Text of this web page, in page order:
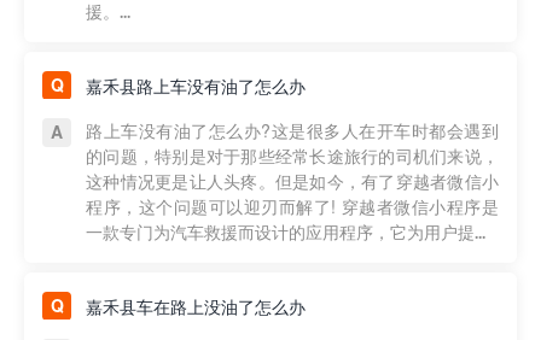
援。...
嘉禾县路上车没有油了怎么办
路上车没有油了怎么办?这是很多人在开车时都会遇到
的问题，特别是对于那些经常长途旅行的司机们来说，
这种情况更是让人头疼。但是如今，有了穿越者微信小
程序，这个问题可以迎刃而解了! 穿越者微信小程序是
一款专门为汽车救援而设计的应用程序，它为用户提...
嘉禾县车在路上没油了怎么办